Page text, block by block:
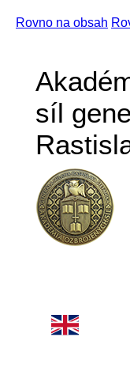
Rovno na obsah
síl